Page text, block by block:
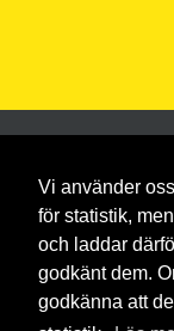
Vi använder
för statistik,
och laddar
godkänt dem.
godkänna att